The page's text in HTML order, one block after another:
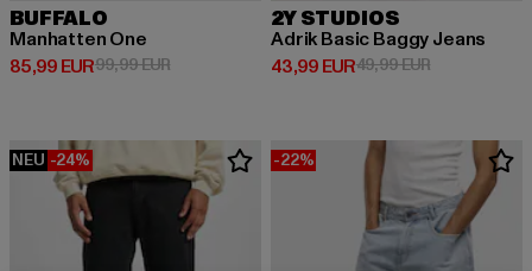
BUFFALO
Manhatten One
85,99 EUR
Derzeitiger Preis: 85,99 EUR
99,99 EURAktionspreis: 99,99 EUR
2Y STUDIOS
Adrik Basic Baggy Jeans
43,99 EUR
Derzeitiger Preis: 43,99 EUR
49,99 EURAktionspreis:
NEU -24% -22%